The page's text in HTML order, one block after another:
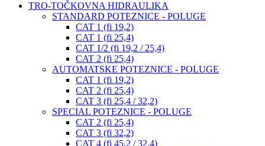
TRO-TOČKOVNA HIDRAULIKA
STANDARD POTEZNICE - POLUGE
CAT 1 (fi 19,2)
CAT 1 (fi 25,4)
CAT 1/2 (fi 19,2 / 25,4)
CAT 2 (fi 25,4)
AUTOMATSKE POTEZNICE - POLUGE
CAT 1 (fi 19,2)
CAT 2 (fi 25,4)
CAT 3 (fi 25,4 / 32,2)
SPECIAL POTEZNICE - POLUGE
CAT 2 (fi 25,4)
CAT 3 (fi 32,2)
CAT 4 (fi 45,2 / 32,4)